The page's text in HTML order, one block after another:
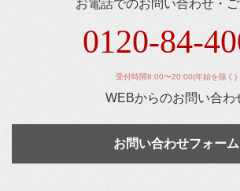
お電話でのお問い合わせ・
0120-84-
受付時間8:00〜20:00(年始を除く)
WEBからのお問い合わ
お問い合わせフォーム